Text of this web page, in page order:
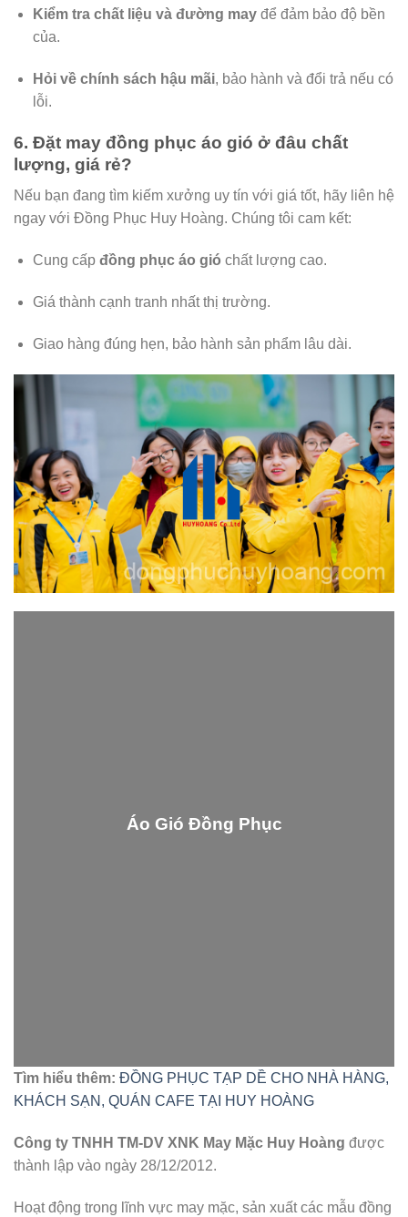
Kiểm tra chất liệu và đường mayđể đảm bảo độ bền
của.
Hỏi về chính sách hậu mãi, bảo hành và đổi trả nếu có
lỗi.
6. Đặt may đồng phục áo gió ở đâu chất
lượng, giá rẻ?
Nếu bạn đang tìm kiếm xưởng uy tín với giá tốt, hãy liên hệ
ngay với Đồng Phục Huy Hoàng. Chúng tôi cam kết:
Cung cấp đồng phục áo gió chất lượng cao.
Giá thành cạnh tranh nhất thị trường.
Giao hàng đúng hẹn, bảo hành sản phẩm lâu dài.
Áo Gió Đồng Phục
Tìm hiểu thêm: ĐỒNG PHỤC TẠP DỀ CHO NHÀ HÀNG,
KHÁCH SẠN, QUÁN CAFE TẠI HUY HOÀNG
Công ty TNHH TM-DV XNK May Mặc Huy Hoàng được
thành lập vào ngày 28/12/2012.
Hoạt động trong lĩnh vực may mặc, sản xuất các mẫu đồng